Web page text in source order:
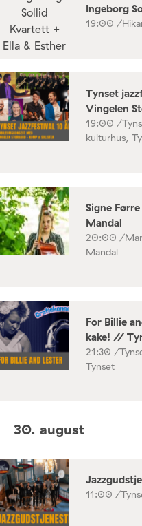
Ingeborg
19:00 /
Tynset
Vingelen
19:00 /
kulturhus,
Signe
Mandal
20:00 /
Mandal
For Billie
kake! //
21:30 /
Tynset
30. august
11:00 /